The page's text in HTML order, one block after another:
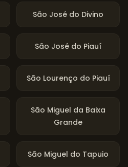
São José do Divino
São José do Piauí
São Lourenço do Piauí
São Miguel da Baixa
Grande
São Miguel do Tapuio